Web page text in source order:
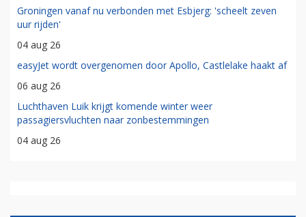
Groningen vanaf nu verbonden met Esbjerg: 'scheelt zeven
uur rijden'
04 aug 26
easyJet wordt overgenomen door Apollo, Castlelake haakt af
06 aug 26
Luchthaven Luik krijgt komende winter weer
passagiersvluchten naar zonbestemmingen
04 aug 26